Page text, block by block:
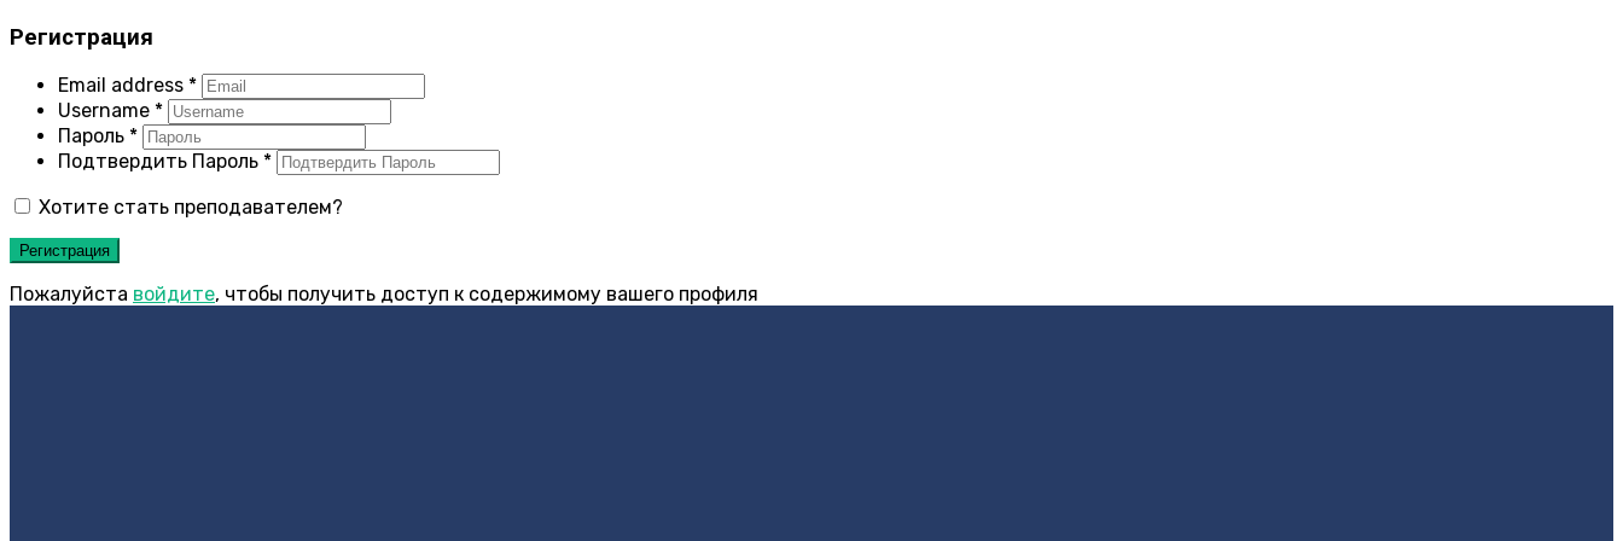
Регистрация
Email address *
Username *
Пароль *
Подтвердить Пароль *
Хотите стать преподавателем?
Регистрация
Пожалуйста войдите, чтобы получить доступ к содержимому вашего профиля